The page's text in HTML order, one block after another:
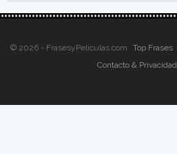
© 2026 - FrasesyPeliculas.com Top Frases
Contacto & Privacidad